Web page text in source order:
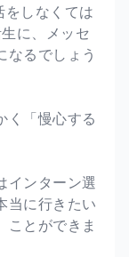
しなくては
に、メッセ
なるでしょう
く「慢心する
インターン選
当に行きたい
ことができま